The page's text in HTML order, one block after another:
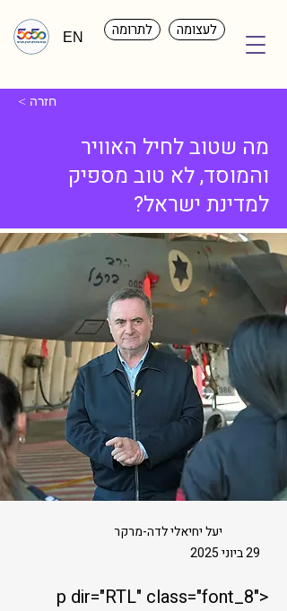
EN לתרומה לעצומה
< חזרה
מה שטוב לחיל האוויר
והמוסד, לא טוב מספיק
למדינת ישראל?
יעל יחיאלי לדה-מרקר
29 ביוני 2025
<p dir="RTL" class="font_8"